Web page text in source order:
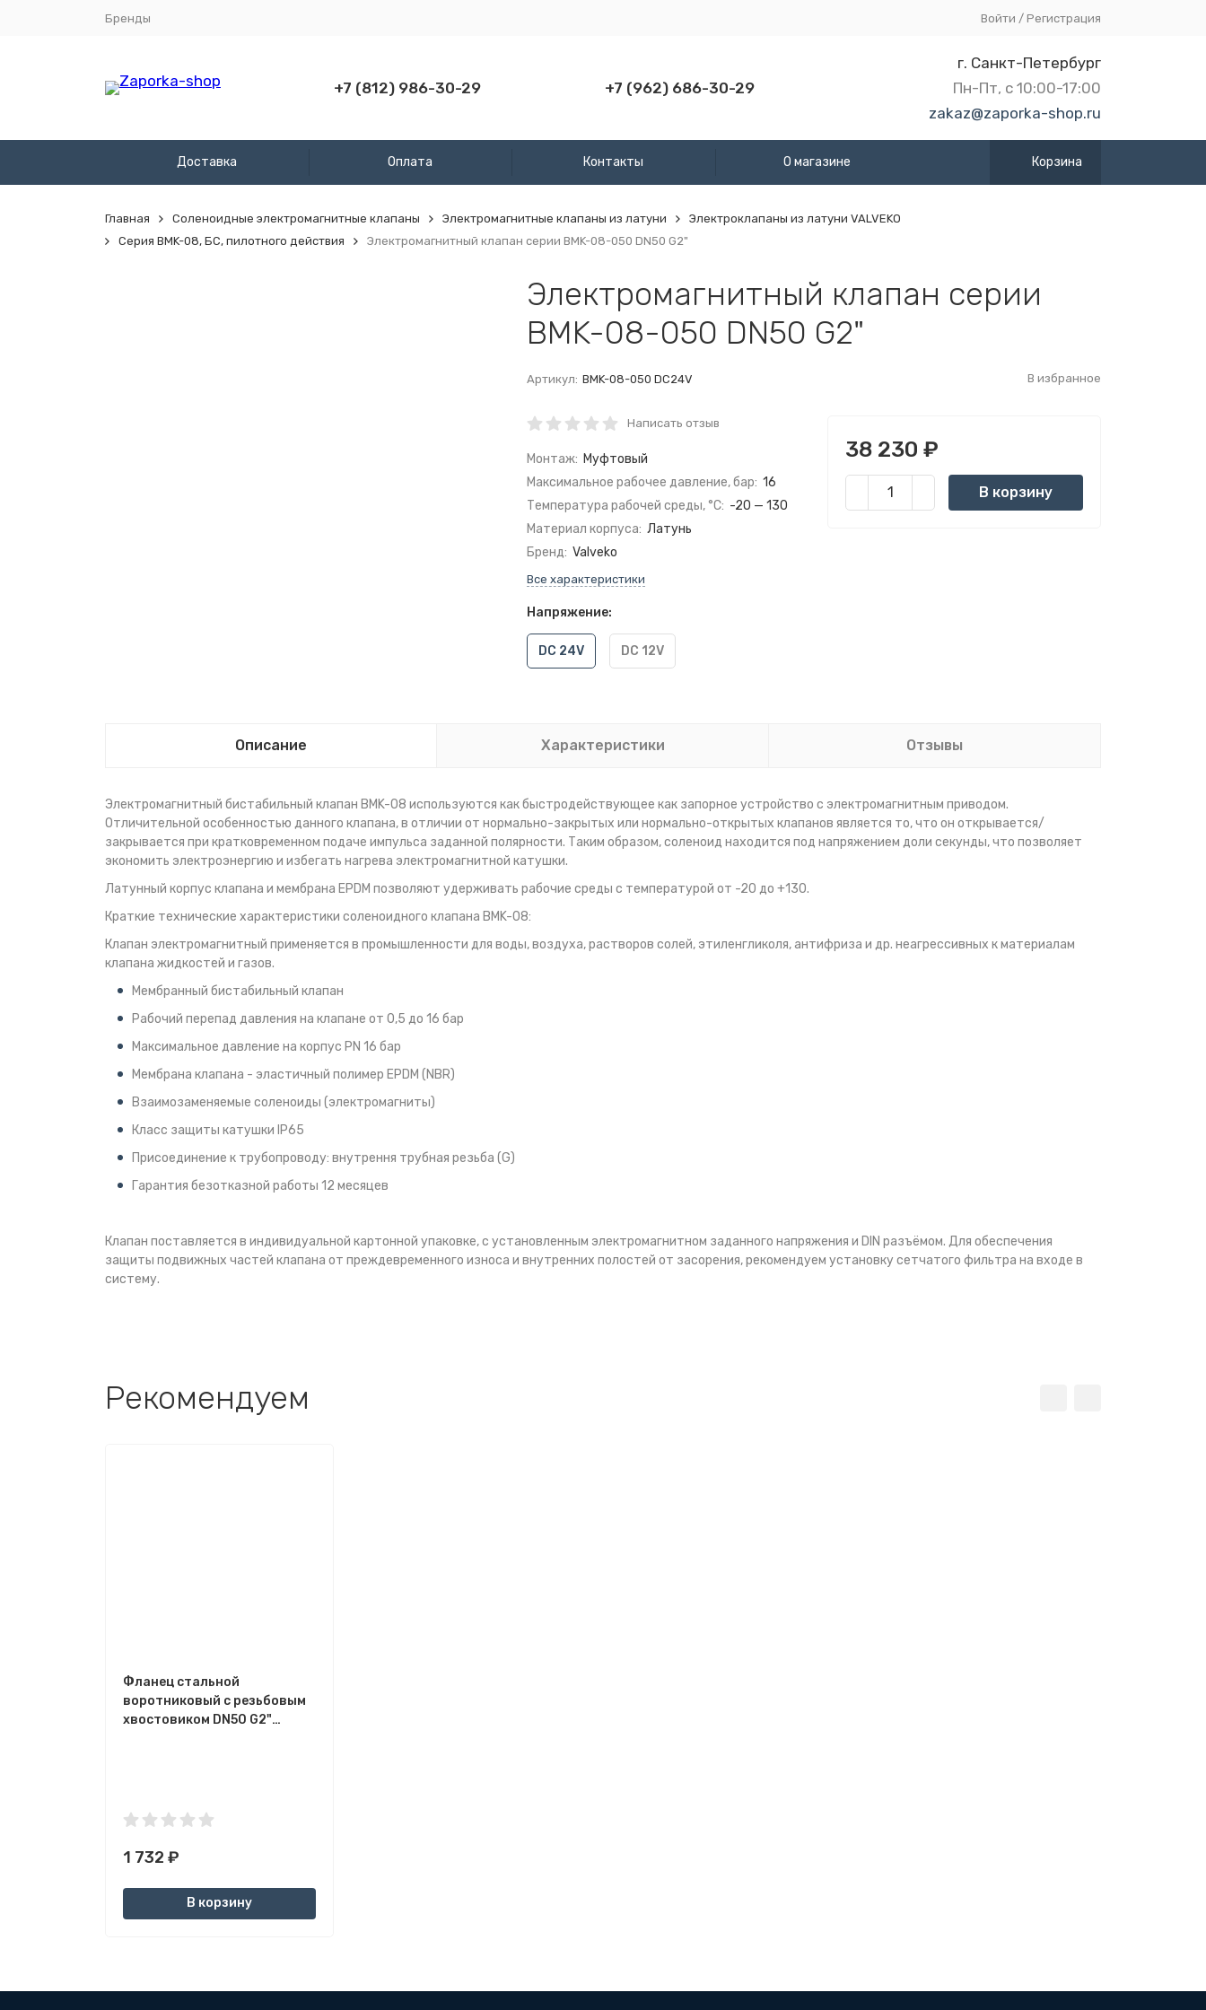
Бренды Войти / Регистрация
+7 (812) 986-30-29 +7 (962) 686-30-29
г. Санкт-Петербург
Пн-Пт, с 10:00-17:00
zakaz@zaporka-shop.ru
Доставка Оплата Контакты О магазине Корзина
Главная Соленоидные электромагнитные клапаны Электромагнитные клапаны из латуни
Электроклапаны из латуни VALVEKO
Серия BMK-08, БС, пилотного действия
Электромагнитный клапан серии BMK-08-050 DN50 G2"
Электромагнитный клапан серии
BMK-08-050 DN50 G2"
Артикул: BMK-08-050 DC24V В избранное
Написать отзыв
Монтаж: Муфтовый
Максимальное рабочее давление, бар: 16
Температура рабочей среды, °C: -20 — 130
Материал корпуса: Латунь
Бренд: Valveko
Все характеристики
Напряжение:
DC 24V DC 12V
38 230 ₽
В корзину
Описание Характеристики Отзывы
Электромагнитный бистабильный клапан BMK-08 используются как быстродействующее как запорное устройство с электромагнитным приводом.
Отличительной особенностью данного клапана, в отличии от нормально-закрытых или нормально-открытых клапанов является то, что он открывается/
закрывается при кратковременном подаче импульса заданной полярности. Таким образом, соленоид находится под напряжением доли секунды, что позволяет
экономить электроэнергию и избегать нагрева электромагнитной катушки.
Латунный корпус клапана и мембрана EPDM позволяют удерживать рабочие среды с температурой от -20 до +130.
Краткие технические характеристики соленоидного клапана BMK-08:
Клапан электромагнитный применяется в промышленности для воды, воздуха, растворов солей, этиленгликоля, антифриза и др. неагрессивных к материалам
клапана жидкостей и газов.
Мембранный бистабильный клапан
Рабочий перепад давления на клапане от 0,5 до 16 бар
Максимальное давление на корпус PN 16 бар
Мембрана клапана - эластичный полимер EPDM (NBR)
Взаимозаменяемые соленоиды (электромагниты)
Класс защиты катушки IP65
Присоединение к трубопроводу: внутрення трубная резьба (G)
Гарантия безотказной работы 12 месяцев
Клапан поставляется в индивидуальной картонной упаковке, с установленным электромагнитном заданного напряжения и DIN разъёмом. Для обеспечения
защиты подвижных частей клапана от преждевременного износа и внутренних полостей от засорения, рекомендуем установку сетчатого фильтра на входе в
систему.
Рекомендуем
Фланец стальной
воротниковый с резьбовым
хвостовиком DN50 G2"
1 732 ₽
В корзину